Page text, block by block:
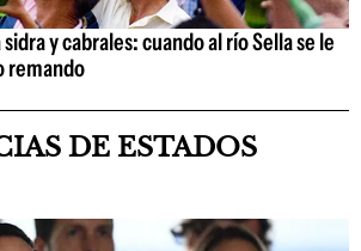
y cabrales: cuando al río Sella se le
remando
DE ESTADOS